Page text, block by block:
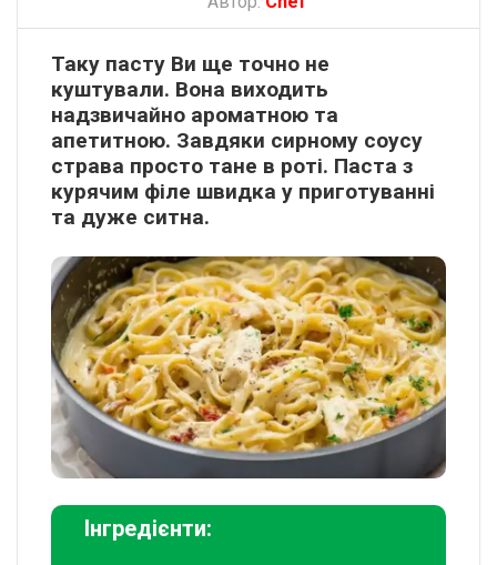
Таку пасту Ви ще точно не
куштували. Вона виходить
надзвичайно ароматною та
апетитною. Завдяки сирному соусу
страва просто тане в роті. Паста з
курячим філе швидка у приготуванні
та дуже ситна.
Інгредієнти: